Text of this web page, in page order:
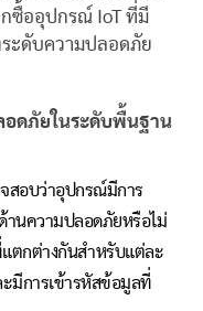
ซื้ออุปกรณ์ IoT ที่มี
ะดับความปลอดภัย
อดภัยในระดับพื้นฐาน
สอบว่าอุปกรณ์มีการ
นความปลอดภัยหรือไม่
ตกต่างกันสำหรับแต่ละ
มีการเข้ารหัสข้อมูลที่